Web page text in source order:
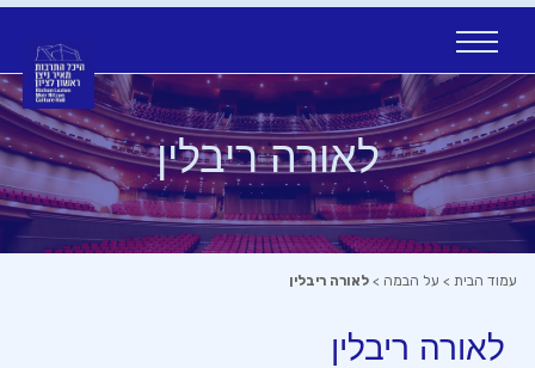
Skip
to
content
לאורה ריבלין
עמוד הבית > על הבמה > לאורה ריבלין
לאורה ריבלין